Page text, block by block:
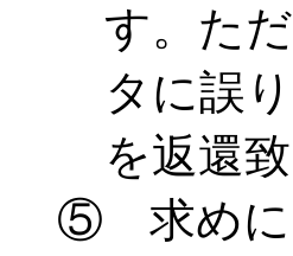
す。た
タに誤
を返還
⑤ 求めに